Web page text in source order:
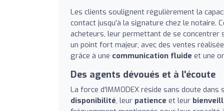
Les clients soulignent régulièrement la
contact jusqu'à la signature chez le notaire.
acheteurs, leur permettant de se concentrer
un point fort majeur, avec des ventes
grâce à une communication fluide et une
Des agents dévoués et à l'écoute
La force d'IMMODEX réside sans doute
disponibilité, leur patience et leur